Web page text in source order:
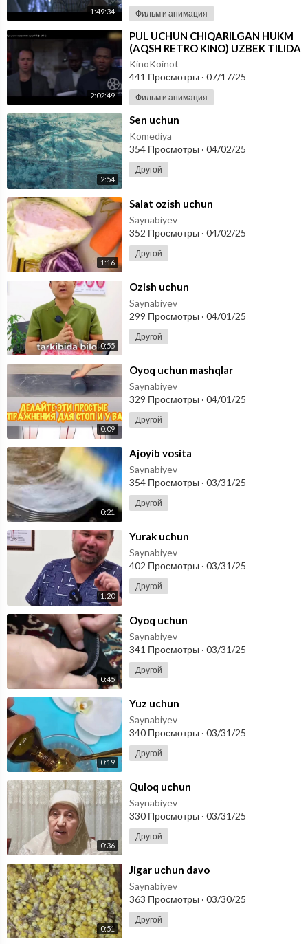
1:49:34 Фильм и анимация
2:02:49
⁣PUL UCHUN CHIQARILGAN HUKM
(AQSH RETRO KINO) UZBEK TILIDA
KinoKoinot
441 Просмотры · 07/17/25
Фильм и анимация
2:54
⁣Sen uchun
Komediya
354 Просмотры · 04/02/25
Другой
1:16
⁣Salat ozish uchun
Saynabiyev
352 Просмотры · 04/02/25
Другой
0:55
⁣Ozish uchun
Saynabiyev
299 Просмотры · 04/01/25
Другой
0:09
⁣Oyoq uchun mashqlar
Saynabiyev
329 Просмотры · 04/01/25
Другой
0:21
⁣Ajoyib vosita
Saynabiyev
354 Просмотры · 03/31/25
Другой
1:20
⁣Yurak uchun
Saynabiyev
402 Просмотры · 03/31/25
Другой
0:45
⁣Oyoq uchun
Saynabiyev
341 Просмотры · 03/31/25
Другой
0:19
⁣Yuz uchun
Saynabiyev
340 Просмотры · 03/31/25
Другой
0:36
⁣Quloq uchun
Saynabiyev
330 Просмотры · 03/31/25
Другой
0:51
⁣Jigar uchun davo
Saynabiyev
363 Просмотры · 03/30/25
Другой